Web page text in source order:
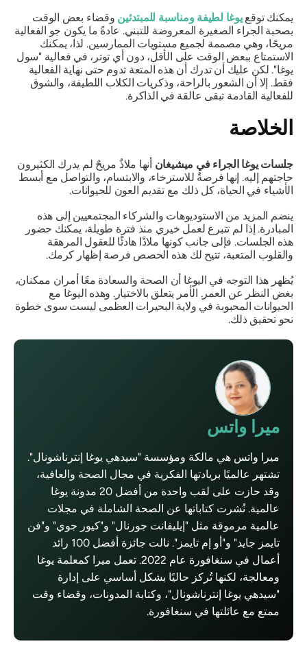
يمكنك توقعيوغا لطيفة ومناسبة للمبتدئينوقضاء بعض الوقت
بصحبة الجراء الصغيرة المعروضة للتبني. عادةً ما يكون جو الفعالية
مريحًا، وهي مصممة لجميع مستويات الممارسين. لذا، يمكنك
الاستمتاع ببعض الوقت على الأقل، دون أي توتر، في فعالية "سول
يوغا". لكن عليك أن تدرك أن هذه المتعة تدوم حتى نهاية الفعالية
فقط. إلا أن الشعور بالراحة، وذكريات الكلاب اللطيفة، والشوق
للفعالية القادمة تبقى عالقة في الذاكرة.
الخلاصة
جلسات يوغا الجراء في ميشيغانأنها ملاذٌ مريحٌ لم يدرك الكثيرون
حاجتهم إليه. إنها فرصةٌ للاسترخاء، والابتسام، والتواصل مع أبسط
الأشياء في الحياة، كل ذلك مع تقديم العون للحيوانات.
ينضم المزيد من الاستوديوهات والشركاء المجتمعيين إلى هذه
المبادرة. إذا لم تتبرع لعمل خيري منذ فترة طويلة، يمكنك حضور
هذه الجلسات. فإلى جانب كونها ملاذًا هادئًا للعقول المرهقة
والقلوب المتعبة، تتيح لك هذه الحصص فرصة إظهار كرمك.
يُظهر هذا التوجه في اليوغا أن الصحة والسعادة معًا أمران ممكنان،
بغض النظر عن العمر. الأمر يتعلق بالاختيار. وهذه اليوغا مع
الحيوانات المحبوبة في ولاية البحيرات العظمى ليست سوى خطوة
نحو تحقيق ذلك.
ميرا واتس
ميرا واتس هي مالكة ومؤسسة "سيدهي يوغا إنترناشونال".
تشتهر عالميًا بريادتها الفكرية في مجال الصحة والعافية،
وقد حازت على لقب واحدة من أفضل 20 مدونة يوغا
عالمية. نُشرت كتاباتها عن الصحة الشاملة في مجلات
عالمية مرموقة مثل "إيليفانت جورنال" و"كيور جوي" و"فن
تايمز جايد" و"أو إم تايمز". نالت جائزة أفضل 100 رائد
أعمال في سنغافورة عام 2022. تعمل ميرا كمعلمة يوغا
ومعالجة، لكنها تُركز حاليًا بشكل أساسي على إدارة
"سيدهي يوغا إنترناشونال"، وكتابة المدونات، وقضاء وقت
ممتع مع عائلتها في سنغافورة.